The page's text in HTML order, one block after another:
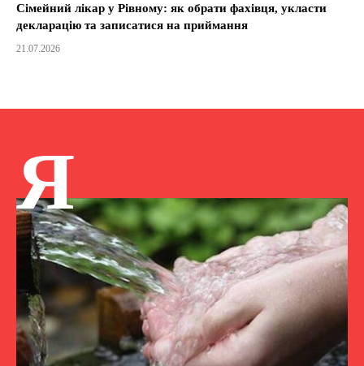
Сімейний лікар у Рівному: як обрати фахівця, укласти
декларацію та записатися на приймання
21.07.2026
Я